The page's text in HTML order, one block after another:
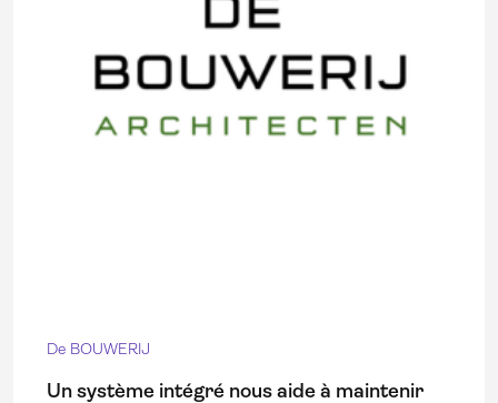
De BOUWERIJ
Un système intégré nous aide à maintenir